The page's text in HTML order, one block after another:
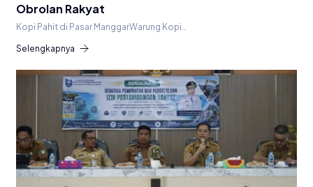
Obrolan Rakyat
Kopi Pahit di Pasar ManggarWarung Kopi…
Selengkapnya